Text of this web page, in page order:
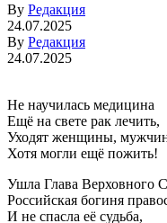
By Редакция
24.07.2025
By Редакция
24.07.2025
Не научилась медицина
Ещё на свете рак лечить,
Уходят женщины,
Хотя могли ещё пожить!
Ушла Глава Верховного
Российская богиня
И не спасла её судьба,